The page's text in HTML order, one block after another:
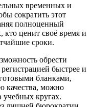
временных и
сократить этот
полноценный
кто ценит своё время и
сроки.
обрести
быстрее и
бланками,
качества, можно
учебных кругах.